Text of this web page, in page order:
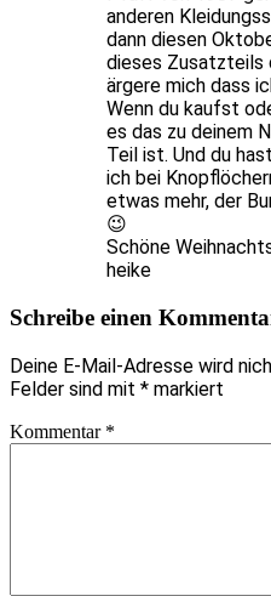
anderen
dann diesen
dieses Zusatzteils
ärgere mich dass
Wenn du kaufst
es das zu deinem
Teil ist. Und du
ich bei
etwas mehr, der
😉
Schöne
heike
Schreibe einen
Deine E-Mail-Adresse wird
Felder sind mit * markiert
Kommentar *